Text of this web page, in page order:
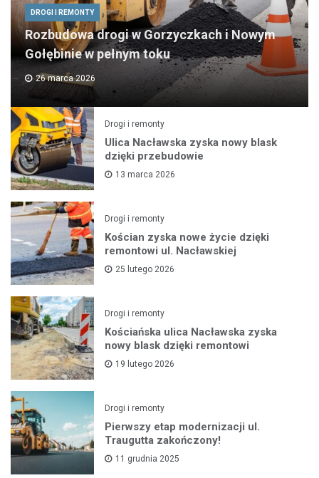
DROGI I REMONTY
Rozbudowa drogi w Gorzyczkach i Nowym
Gołębinie w pełnym toku
26 marca 2026
Drogi i remonty
Ulica Nacławska zyska nowy blask
dzięki przebudowie
13 marca 2026
Drogi i remonty
Kościan zyska nowe życie dzięki
remontowi ul. Nacławskiej
25 lutego 2026
Drogi i remonty
Kościańska ulica Nacławska zyska
nowy blask dzięki remontowi
19 lutego 2026
Drogi i remonty
Pierwszy etap modernizacji ul.
Traugutta zakończony!
11 grudnia 2025